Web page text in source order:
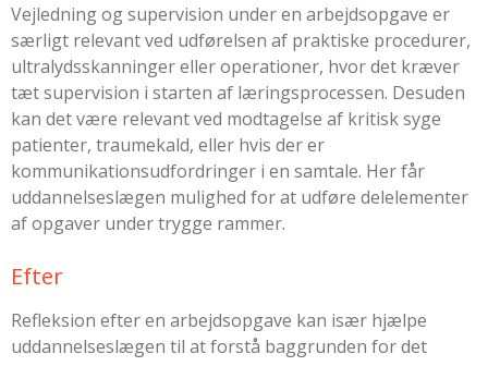
Vejledning og supervision under en arbejdsopgave er
særligt relevant ved udførelsen af praktiske procedurer,
ultralydsskanninger eller operationer, hvor det kræver
tæt supervision i starten af læringsprocessen. Desuden
kan det være relevant ved modtagelse af kritisk syge
patienter, traumekald, eller hvis der er
kommunikationsudfordringer i en samtale. Her får
uddannelseslægen mulighed for at udføre delelementer
af opgaver under trygge rammer.
Efter
Refleksion efter en arbejdsopgave kan især hjælpe
uddannelseslægen til at forstå baggrunden for det